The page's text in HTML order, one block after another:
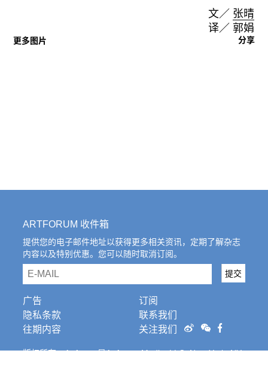
文／ 张晴
译／ 郭娟
更多图片 分享
ARTFORUM 收件箱
提供您的电子邮件地址以获得更多相关资讯，定期了解杂志
内容以及特别优惠。您可以随时取消订阅。
email 提交
广告
隐私条款
往期内容
订阅
联系我们
关注我们
版权所有。Artforum是Artforum Media, LLC, New York, NY